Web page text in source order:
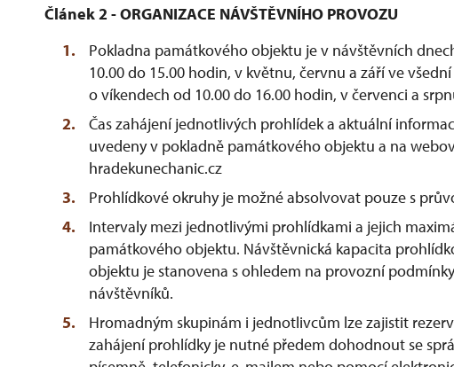
Článek 2 - ORGANIZACE NÁVŠTĚVNÍHO PROVOZU
Pokladna památkového objektu je v návštěvních
10.00 do 15.00 hodin, v květnu, červnu a září ve
o víkendech od 10.00 do 16.00 hodin, v červenci a
Čas zahájení jednotlivých prohlídek a aktuální
uvedeny v pokladně památkového objektu a na
hradekunechanic.cz
Prohlídkové okruhy je možné absolvovat pouze s
Intervaly mezi jednotlivými prohlídkami a jejich
památkového objektu. Návštěvnická kapacita
objektu je stanovena s ohledem na provozní
návštěvníků.
Hromadným skupinám i jednotlivcům lze zajistit
zahájení prohlídky je nutné předem dohodnout se